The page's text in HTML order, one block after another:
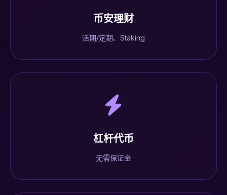
币安理财
活期/定期、Staking
杠杆代币
无需保证金